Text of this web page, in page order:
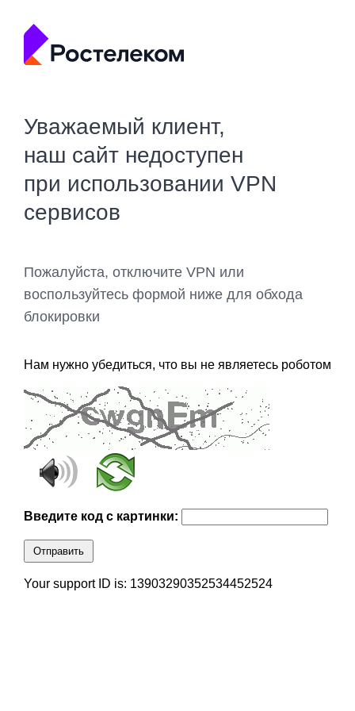
Уважаемый клиент,
наш сайт недоступен
при использовании VPN
сервисов
Пожалуйста, отключите VPN или
воспользуйтесь формой ниже для обхода
блокировки
Нам нужно убедиться, что вы не являетесь роботом
Введите код с картинки:
Отправить
Your support ID is: 13903290352534452524